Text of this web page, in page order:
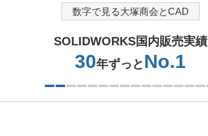
数字で見る大塚商会とCAD
SOLIDWORKS国内販売実績
30年ずっと No.1